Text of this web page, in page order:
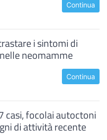
Continua
i sintomi di
neomamme
Continua
casi, focolai autoctoni
di attività recente